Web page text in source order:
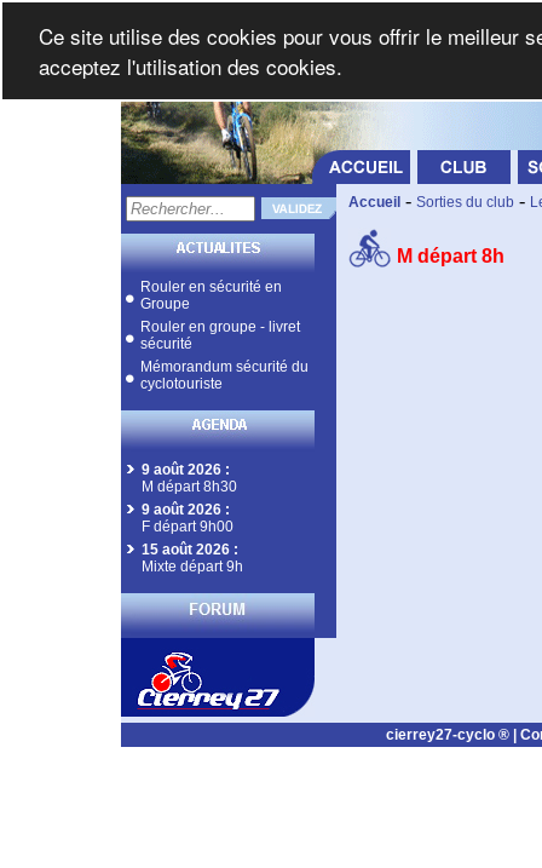
Rouler en sécurité en
Groupe
Rouler en groupe - livret
sécurité
Mémorandum sécurité du
cyclotouriste
9 août 2026 :
M départ 8h30
9 août 2026 :
F départ 9h00
15 août 2026 :
Mixte départ 9h
Accueil - Sorties du club -
M départ 8h
cierrey27-cyclo ® |
Ce site utilise des cookies pour vous offrir le meilleur
acceptez l'utilisation des cookies.